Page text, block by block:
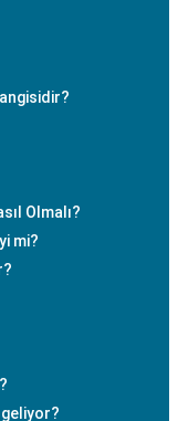
Olmalı?
mi?
geliyor?